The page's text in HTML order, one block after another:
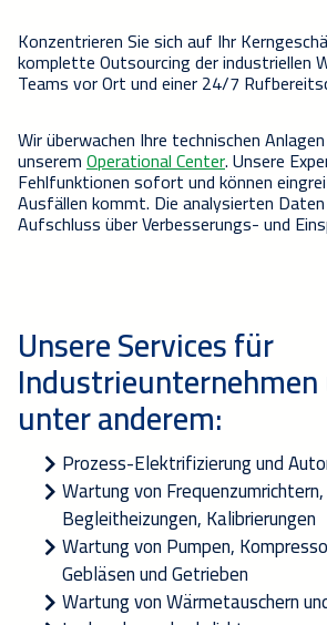
Konzentrieren Sie sich auf Ihr
komplette Outsourcing der industriellen
Teams vor Ort und einer 24/7
Wir überwachen Ihre technischen
unseremOperational Center. Unsere
Fehlfunktionen sofort und können
Ausfällen kommt. Die analysierten
Aufschluss überVerbesserungs- und
Unsere Services für
unter anderem:
Prozess-Elektrifizierungund
Wartung von
Begleitheizungen, Kalibrierungen
Wartung von Pumpen,
Gebläsen und Getrieben
Wartung von Wärmetauschern